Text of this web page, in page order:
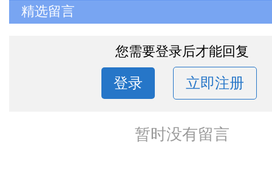
精选留言
您需要登录后才能回复
登录 立即注册
暂时没有留言